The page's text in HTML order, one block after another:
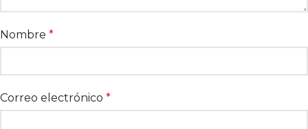
Nombre *
Correo electrónico *